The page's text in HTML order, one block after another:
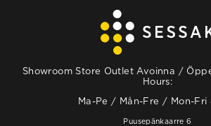
Showroom Store Outlet Avoinna /
Hours:
Ma-Pe / Mån-Fre / Mon-Fri
Puusepänkaarre 6